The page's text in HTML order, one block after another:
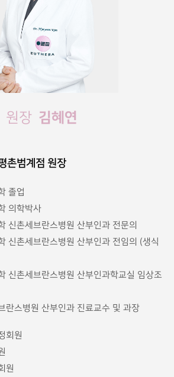
원장 김혜연
촌범계점 원장
졸업
의학박사
신촌세브란스병원 산부인과 전문의
신촌세브란스병원 산부인과 전임의 (생식
신촌세브란스병원 산부인과학교실 임상조
란스병원 산부인과 진료교수 및 과장
회원
원